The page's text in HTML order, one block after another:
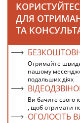
ДЛЯ
ТА
Отримайте
нашому
подальших діях
Ви бачите свого
, щоб отримати
ОГОЛОСІТЬ